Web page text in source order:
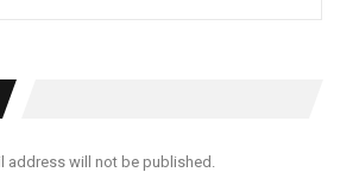
address will not be published.